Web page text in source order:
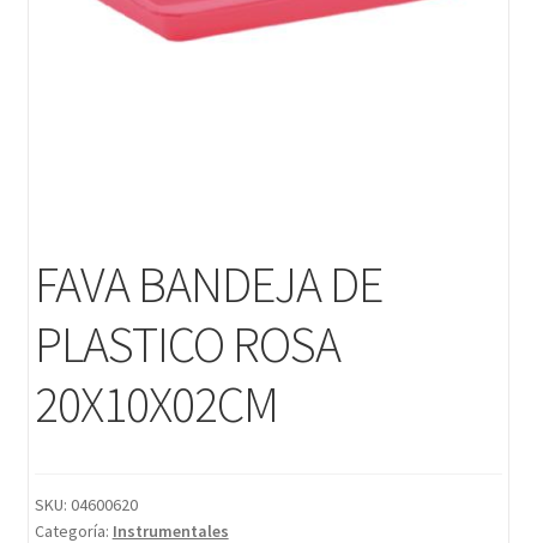
FAVA BANDEJA DE
PLASTICO ROSA
20X10X02CM
SKU: 04600620
Categoría: Instrumentales